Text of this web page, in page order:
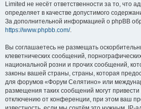
Limited не несёт ответственности за то, что
определяет в качестве допустимого
За дополнительной информацией о phpBB
https://www.phpbb.com/.
Вы соглашаетесь не размещать
клеветнических сообщений,
национальной розни и прочих сообщений,
законы вашей страны, страны, которая
для форумов «Форум Селятино» или
размещения таких сообщений могут
отключению от конференции, при этом ваш